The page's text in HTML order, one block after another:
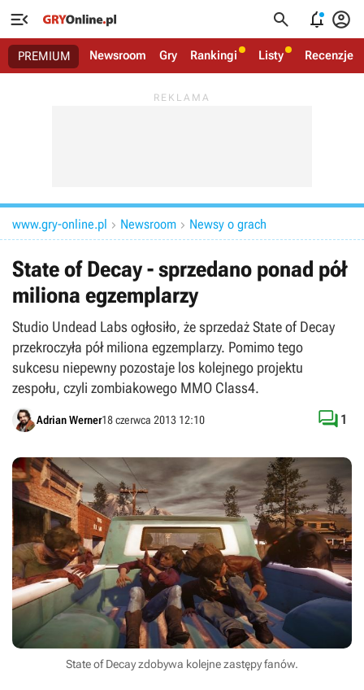
   
PREMIUM Newsroom Gry Rankingi Listy Recenzje
www.gry-online.pl  Newsroom  Newsy o grach
State of Decay - sprzedano ponad pół
miliona egzemplarzy
Studio Undead Labs ogłosiło, że sprzedaż State of Decay
przekroczyła pół miliona egzemplarzy. Pomimo tego
sukcesu niepewny pozostaje los kolejnego projektu
zespołu, czyli zombiakowego MMO Class4.
Adrian Werner18 czerwca 2013 12:10  1
State of Decay zdobywa kolejne zastępy fanów.